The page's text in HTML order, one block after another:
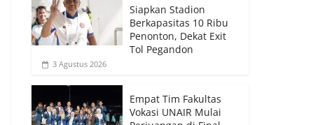
Siapkan Stadion
Berkapasitas 10 Ribu
Penonton, Dekat Exit
Tol Pegandon
3 Agustus 2026
Empat Tim Fakultas
Vokasi UNAIR Mulai